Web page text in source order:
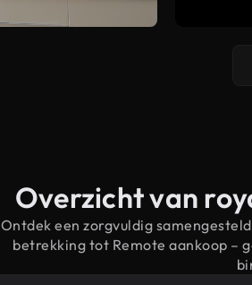
Overzicht van
Ontdek een zorgvuldig
betrekking tot Remote aankoop –